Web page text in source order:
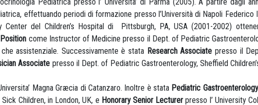
effettuando periodi di formazione presso l’Università di Napoli Federico
del Children’s Hospital di Pittsburgh, PA, USA (2001-2002)
come Instructor of Medicine presso il Dept. of Pediatric
assistenziale. Successivamente è stata Research Associate presso il
Associate presso il Dept. of Pediatric Gastroenterology, Sheffield
Magna Græcia di Catanzaro. Inoltre è stata Pediatric
Children, in London, UK, e Honorary Senior Lecturer presso l’ University